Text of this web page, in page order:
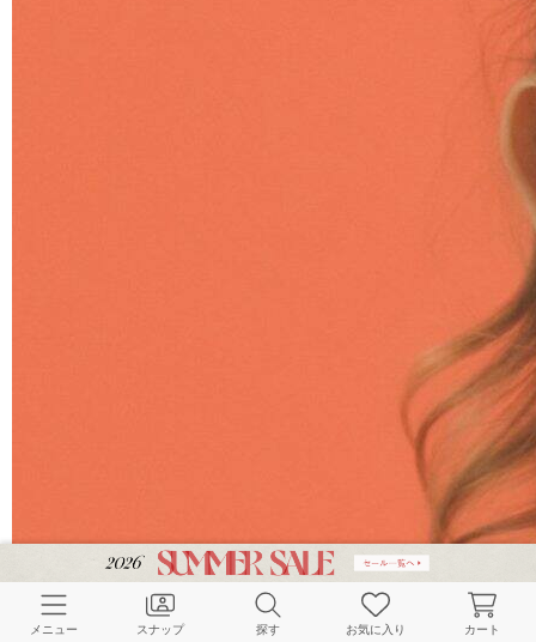
メニュー スナップ 探す お気に入り カート